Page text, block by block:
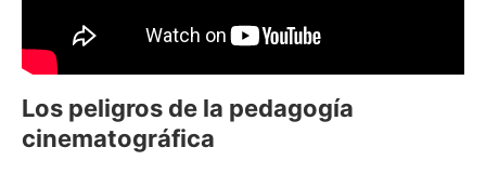
Los peligros de la pedagogía
cinematográfica